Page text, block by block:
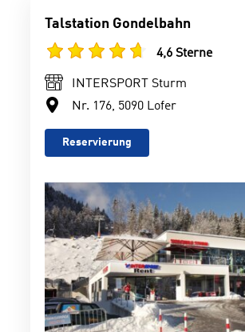
Talstation Gondelbahn
4,6 Sterne
INTERSPORT Sturm
Nr. 176, 5090 Lofer
Reservierung